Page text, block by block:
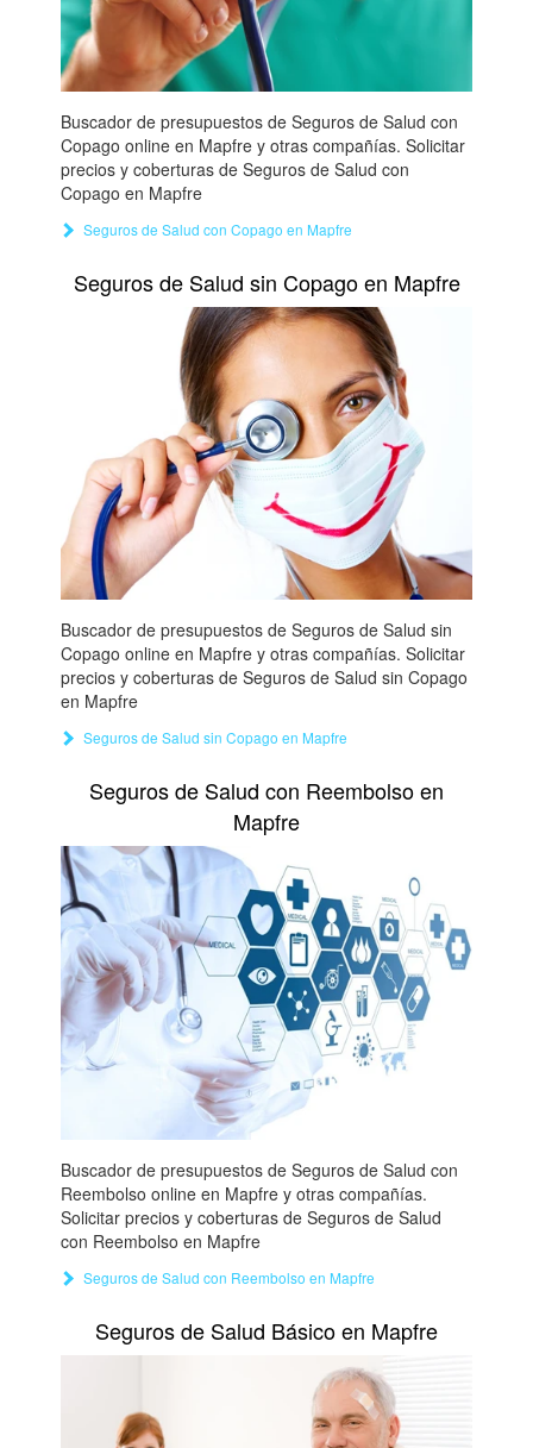
Buscador de presupuestos de Seguros de Salud con
Copago online en Mapfre y otras compañías. Solicitar
precios y coberturas de Seguros de Salud con
Copago en Mapfre
Seguros de Salud con Copago en Mapfre
Seguros de Salud sin Copago en Mapfre
Buscador de presupuestos de Seguros de Salud sin
Copago online en Mapfre y otras compañías. Solicitar
precios y coberturas de Seguros de Salud sin Copago
en Mapfre
Seguros de Salud sin Copago en Mapfre
Seguros de Salud con Reembolso en
Mapfre
Buscador de presupuestos de Seguros de Salud con
Reembolso online en Mapfre y otras compañías.
Solicitar precios y coberturas de Seguros de Salud
con Reembolso en Mapfre
Seguros de Salud con Reembolso en Mapfre
Seguros de Salud Básico en Mapfre